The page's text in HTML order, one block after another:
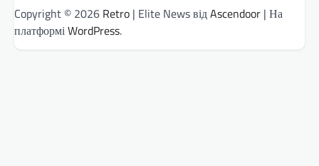
Copyright © 2026 Retro | Elite News відAscendoor | На
платформіWordPress.